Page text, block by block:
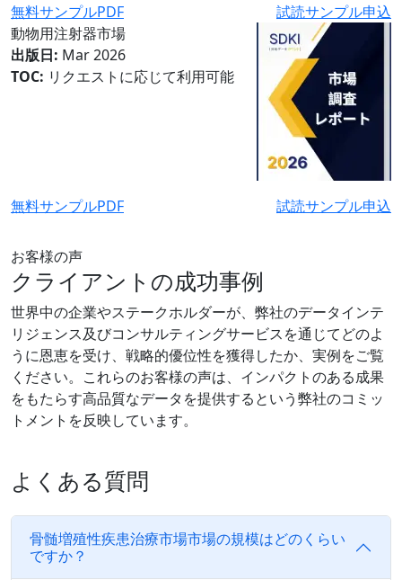
無料サンプルPDF
試読サンプル申込
動物用注射器市場
出版日: Mar 2026
TOC: リクエストに応じて利用可能
無料サンプルPDF 試読サンプル申込
お客様の声
クライアントの成功事例
世界中の企業やステークホルダーが、弊社のデータインテ
リジェンス及びコンサルティングサービスを通じてどのよ
うに恩恵を受け、戦略的優位性を獲得したか、実例をご覧
ください。これらのお客様の声は、インパクトのある成果
をもたらす高品質なデータを提供するという弊社のコミッ
トメントを反映しています。
よくある質問
骨髄増殖性疾患治療市場市場の規模はどのくらい
ですか？